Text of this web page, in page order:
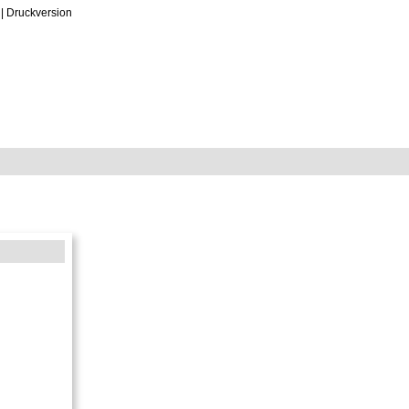
Druckversion